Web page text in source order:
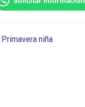
Primavera niña